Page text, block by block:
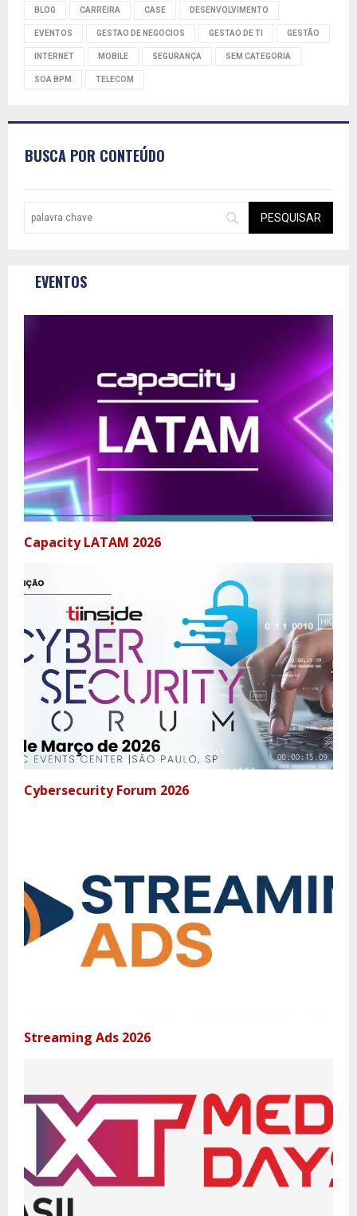
BLOG CARREIRA CASE DESENVOLVIMENTO
EVENTOS GESTAO DE NEGOCIOS GESTAO DE TI GESTÃO
INTERNET MOBILE SEGURANÇA SEM CATEGORIA
SOA BPM TELECOM
BUSCA POR CONTEÚDO
EVENTOS
Capacity LATAM 2026
Cybersecurity Forum 2026
Streaming Ads 2026